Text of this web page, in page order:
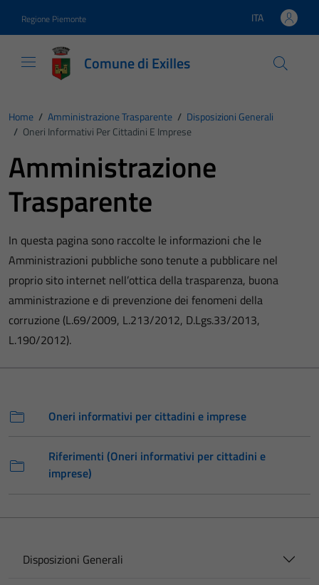
Regione Piemonte Lingua attiva:
ITA
Comune di Exilles
Home / Amministrazione Trasparente / Disposizioni Generali
/ Oneri Informativi Per Cittadini E Imprese
Amministrazione
Trasparente
In questa pagina sono raccolte le informazioni che le
Amministrazioni pubbliche sono tenute a pubblicare nel
proprio sito internet nell’ottica della trasparenza, buona
amministrazione e di prevenzione dei fenomeni della
corruzione (L.69/2009, L.213/2012, D.Lgs.33/2013,
L.190/2012).
Oneri informativi per cittadini e imprese
Riferimenti (Oneri informativi per cittadini e
imprese)
Disposizioni Generali